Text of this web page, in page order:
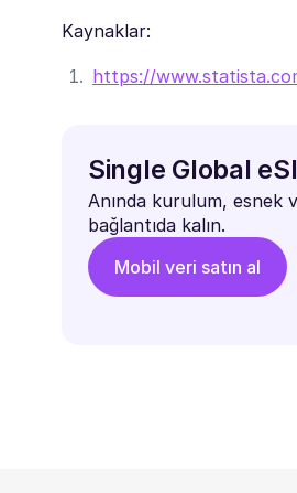
Kaynaklar:
https://
Single Global
Anında kurulum, esnek
bağlantıda kalın.
Mobil veri satın al